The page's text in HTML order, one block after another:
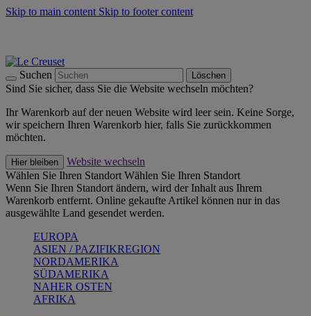
Skip to main content Skip to footer content
Suchen Löschen
Sind Sie sicher, dass Sie die Website wechseln möchten?
Ihr Warenkorb auf der neuen Website wird leer sein. Keine Sorge,
wir speichern Ihren Warenkorb hier, falls Sie zurückkommen
möchten.
Hier bleiben
Website wechseln
Wählen Sie Ihren Standort Wählen Sie Ihren Standort
Wenn Sie Ihren Standort ändern, wird der Inhalt aus Ihrem
Warenkorb entfernt. Online gekaufte Artikel können nur in das
ausgewählte Land gesendet werden.
EUROPA
ASIEN / PAZIFIKREGION
NORDAMERIKA
SÜDAMERIKA
NAHER OSTEN
AFRIKA